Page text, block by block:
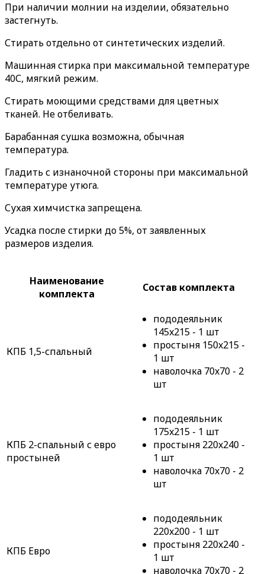
При наличии молнии на изделии, обязательно
застегнуть.
Стирать отдельно от синтетических изделий.
Машинная стирка при максимальной температуре
40С, мягкий режим.
Стирать моющими средствами для цветных
тканей. Не отбеливать.
Барабанная сушка возможна, обычная
температура.
Гладить с изнаночной стороны при максимальной
температуре утюга.
Сухая химчистка запрещена.
Усадка после стирки до 5%, от заявленных
размеров изделия.
Наименование
комплекта
Состав комплекта
КПБ 1,5-спальный
пододеяльник
145x215 - 1 шт
простыня 150x215 -
1 шт
наволочка 70x70 - 2
шт
КПБ 2-спальный с евро
простыней
пододеяльник
175x215 - 1 шт
простыня 220x240 -
1 шт
наволочка 70x70 - 2
шт
КПБ Евро
пододеяльник
220x200 - 1 шт
простыня 220x240 -
1 шт
наволочка 70x70 - 2